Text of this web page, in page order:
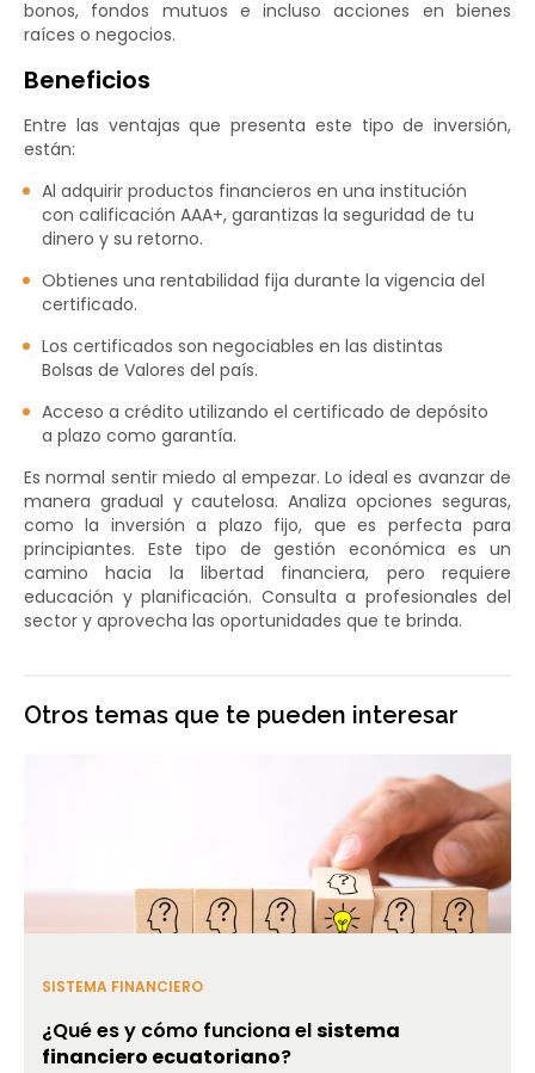
bonos, fondos mutuos e incluso acciones en bienes
raíces o negocios.
Beneficios
Entre las ventajas que presenta este tipo de inversión,
están:
Al adquirir productos financieros en una institución
con calificación AAA+, garantizas la seguridad de tu
dinero y su retorno.
Obtienes una rentabilidad fija durante la vigencia del
certificado.
Los certificados son negociables en las distintas
Bolsas de Valores del país.
Acceso a crédito utilizando el certificado de depósito
a plazo como garantía.
Es normal sentir miedo al empezar. Lo ideal es avanzar de
manera gradual y cautelosa. Analiza opciones seguras,
como la inversión a plazo fijo, que es perfecta para
principiantes. Este tipo de gestión económica es un
camino hacia la libertad financiera, pero requiere
educación y planificación. Consulta a profesionales del
sector y aprovecha las oportunidades que te brinda.
Otros temas que te pueden interesar
SISTEMA FINANCIERO
¿Qué es y cómo funciona elsistema
financiero ecuatoriano?